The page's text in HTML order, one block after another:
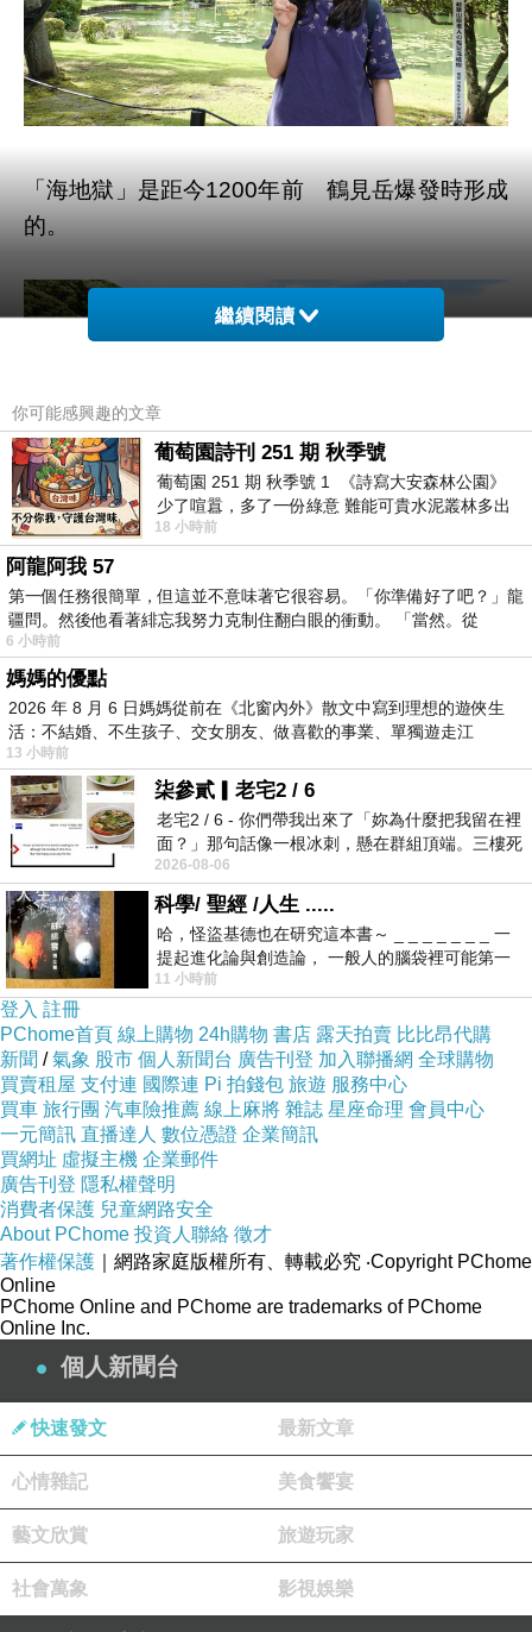
「海地獄」是距今1200年前 鶴見岳爆發時形成
的。
國家級的名勝
好大的煙 因為溫度很高
繼續閱讀
你可能感興趣的文章
葡萄園詩刊 251 期 秋季號
葡萄園 251 期 秋季號 1 《詩寫大安森林公園》
少了喧囂，多了一份綠意 難能可貴水泥叢林多出
一
18 小時前
阿龍阿我 57
第一個任務很簡單，但這並不意味著它很容易。「你準備好了吧？」龍
疆問。然後他看著緋忘我努力克制住翻白眼的衝動。 「當然。從
6 小時前
媽媽的優點
2026 年 8 月 6 日媽媽從前在《北窗內外》散文中寫到理想的遊俠生
活：不結婚、不生孩子、交女朋友、做喜歡的事業、單獨遊走江
湖⋯⋯，
13 小時前
柒參貳▎老宅2 / 6
老宅2 / 6 - 你們帶我出來了「妳為什麼把我留在裡
面？」那句話像一根冰刺，懸在群組頂端。三樓死
死盯著照片裡的人。那個人確實站在
2026-08-06
科學/ 聖經 /人生 .....
哈，怪盜基德也在研究這本書～ _ _ _ _ _ _ _ 一
提起進化論與創造論， 一般人的腦袋裡可能第一
時間就有「 進化論很科
11 小時前
登入 註冊
PChome首頁 線上購物 24h購物 書店 露天拍賣 比比昂代購
新聞 /氣象 股市 個人新聞台 廣告刊登 加入聯播網 全球購物
買賣租屋 支付連 國際連 Pi 拍錢包 旅遊 服務中心
買車 旅行團 汽車險推薦 線上麻將 雜誌 星座命理 會員中心
一元簡訊 直播達人 數位憑證 企業簡訊
買網址 虛擬主機 企業郵件
廣告刊登 隱私權聲明
消費者保護 兒童網路安全
About PChome 投資人聯絡 徵才
著作權保護 ｜網路家庭版權所有、轉載必究 ‧Copyright PChome
Online
PChome Online and PChome are trademarks of PChome
Online Inc.
個人新聞台
快速發文 最新文章
心情雜記 美食饗宴
藝文欣賞 旅遊玩家
社會萬象 影視娛樂